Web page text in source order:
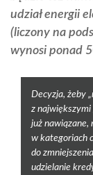
udział energii
(liczony na
wynosi ponad
Decyzja, żeby
z
już nawiązane,
w kategoriach
do
udzielanie